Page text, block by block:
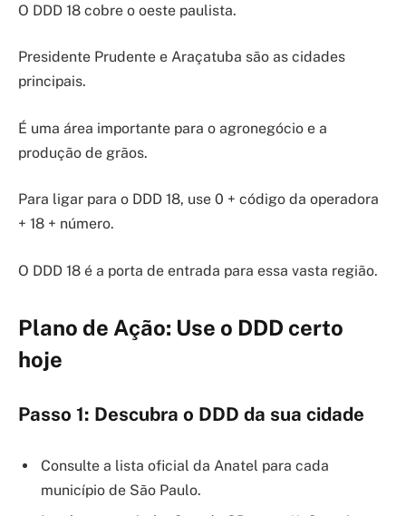
O DDD 18 cobre o oeste paulista.
Presidente Prudente e Araçatuba são as cidades
principais.
É uma área importante para o agronegócio e a
produção de grãos.
Para ligar para o DDD 18, use 0 + código da operadora
+ 18 + número.
O DDD 18 é a porta de entrada para essa vasta região.
Plano de Ação: Use o DDD certo
hoje
Passo 1: Descubra o DDD da sua cidade
Consulte a lista oficial da Anatel para cada
município de São Paulo.